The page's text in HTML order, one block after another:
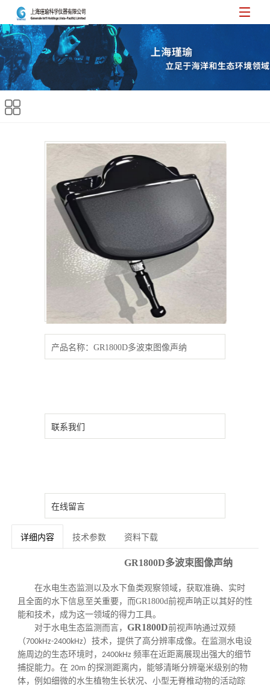
产品名称：GR1800D多波束图像声纳
联系我们
在线留言
详细内容 技术参数 资料下载
GR1800D多波束图像声纳
在水电生态监测以及水下鱼类观察领域，获取准确、实时
且全面的水下信息至关重要，而GR1800d前视声呐正以其好的性
能和技术，成为这一领域的得力工具。
对于水电生态监测而言， GR1800D前视声呐通过双频
（700kHz-2400kHz）技术，提供了高分辨率成像。在监测水电设
施周边的生态环境时， 2400kHz 频率在近距离展现出强大的细节
捕捉能力。在 20m 的探测距离内，能够清晰分辨毫米级别的物
体，例如细微的水生植物生长状况、小型无脊椎动物的活动踪